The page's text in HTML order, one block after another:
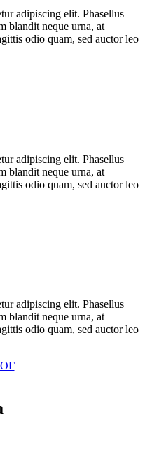
adipiscing elit. Phasellus
blandit neque urna, at
odio quam, sed auctor leo
adipiscing elit. Phasellus
blandit neque urna, at
odio quam, sed auctor leo
adipiscing elit. Phasellus
blandit neque urna, at
odio quam, sed auctor leo